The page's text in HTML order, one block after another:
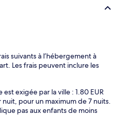
suivants à l’hébergement à
Les frais peuvent inclure les
exigée par la ville : 1.80 EUR
pour un maximum de 7 nuits.
pas aux enfants de moins